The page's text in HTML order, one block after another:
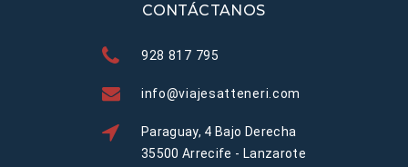
CONTÁCTANOS
928 817 795
info@viajesatteneri.com
Paraguay, 4 Bajo Derecha
35500 Arrecife - Lanzarote